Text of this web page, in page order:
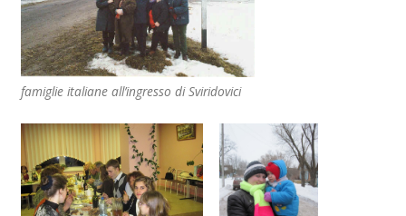
famiglie italiane all’ingresso di Sviridovici